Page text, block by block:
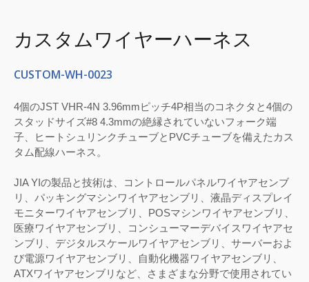
カスタムワイヤーハーネス
CUSTOM-WH-0023
4個のJST VHR-4N 3.96mmピッチ4P相当のコネクタと4個の
スタッドサイズ#8 4.3mmの絶縁されていないフォーク端
子、ヒートシュリンクチューブとPVCチューブを備えたカス
タム配線ハーネス。
JIA YIの製品と技術は、コントロールパネルワイヤアセンブ
リ、パッキングマシンワイヤアセンブリ、液晶ディスプレイ
モニターワイヤアセンブリ、POSマシンワイヤアセンブリ、
医療ワイヤアセンブリ、コンシューマーデバイスワイヤアセ
ンブリ、デジタルスケールワイヤアセンブリ、サーバーおよ
び電源ワイヤアセンブリ、自動化機器ワイヤアセンブリ、
ATXワイヤアセンブリなど、さまざまな分野で使用されてい